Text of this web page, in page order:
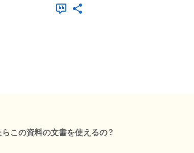
この資料の文書を使えるの？